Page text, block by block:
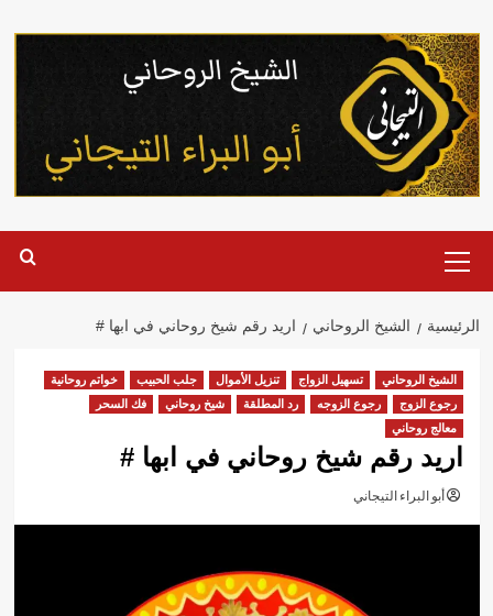
إلى
المحتوى
الرئيسية
الرئيسية الشيخ الروحاني اريد رقم شيخ روحاني في ابها #
الشيخ الروحاني تسهيل الزواج تنزيل الأموال جلب الحبيب
خواتم روحانية
رجوع الزوج
رجوع الزوجه رد المطلقة شيخ روحاني
فك السحر
معالج روحاني
اريد رقم شيخ روحاني في ابها #
أبو البراء التيجاني